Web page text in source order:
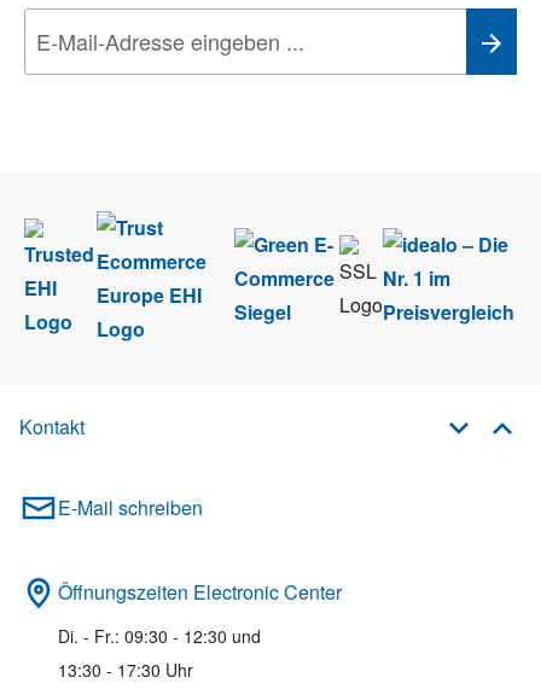
Kontakt
E-Mail schreiben
Öffnungszeiten Electronic Center
Di. - Fr.: 09:30 - 12:30 und
13:30 - 17:30 Uhr